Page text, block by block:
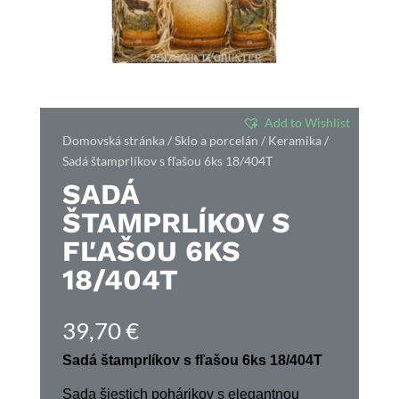
Add to Wishlist
Domovská stránka/Sklo a porcelán / Keramika/
Sadá štamprlíkov s fľašou 6ks 18/404T
SADÁ
ŠTAMPRLÍKOV S
FĽAŠOU 6KS
18/404T
39,70€
Sadá štamprlíkov s fľašou 6ks 18/404T
Sada šiestich pohárikov s elegantnou